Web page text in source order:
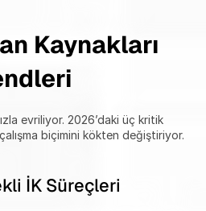
Kaynakları
evriliyor. 2026’daki üç kritik
biçimini kökten değiştiriyor.
İK Süreçleri